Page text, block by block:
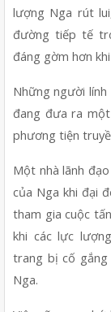
lượng Nga rút
đường tiếp tế
đáng gờm hơn
Những người
đang đưa ra
phương tiện
Một nhà lãnh
của Nga khi đại
tham gia cuộc
khi các lực
trang bị cố gắng
Nga.